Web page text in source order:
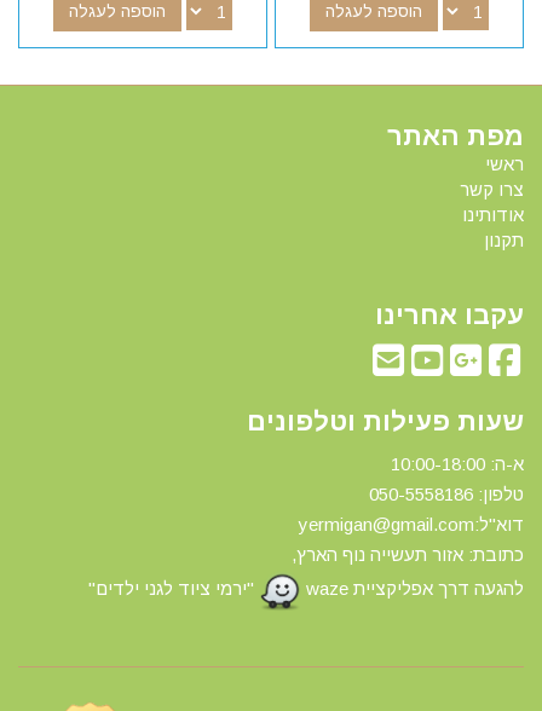
הוספה לעגלה הוספה לעגלה
מפת האתר
ראשי
צרו קשר
אודותינו
תקנון
עקבו אחרינו
שעות פעילות וטלפונים
א-ה: 10:00-18:00
טלפון: 0 50-5558186
דוא"ל:yermigan@gmail.com
כתובת: אזור תעשייה נוף הארץ,
להגעה דרך אפליקציית waze
"ירמי ציוד לגני ילדים"